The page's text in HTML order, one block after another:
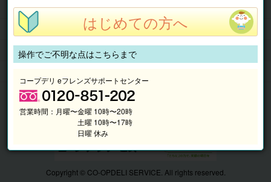
くらしのサービス
このサイトの使い方
マイページ
Copyright © CO-OPDELI SERVICE. All rights reserved.
はじめての方へ
操作でご不明な点はこちらまで
コープデリ eフレンズサポートセンター
営業時間： 月曜〜金曜 10時〜20時
土曜 10時〜17時
日曜 休み